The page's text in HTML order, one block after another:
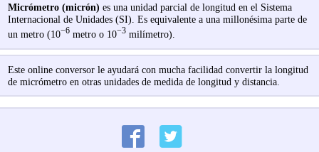
Micrómetro (micrón) es una unidad parcial de longitud en el Sistema
Internacional de Unidades (SI). Es equivalente a una millonésima parte de
un metro (10−6metro o 10−3milímetro).
Este online conversor le ayudará con mucha facilidad convertir la longitud
de micrómetro en otras unidades de medida de longitud y distancia.